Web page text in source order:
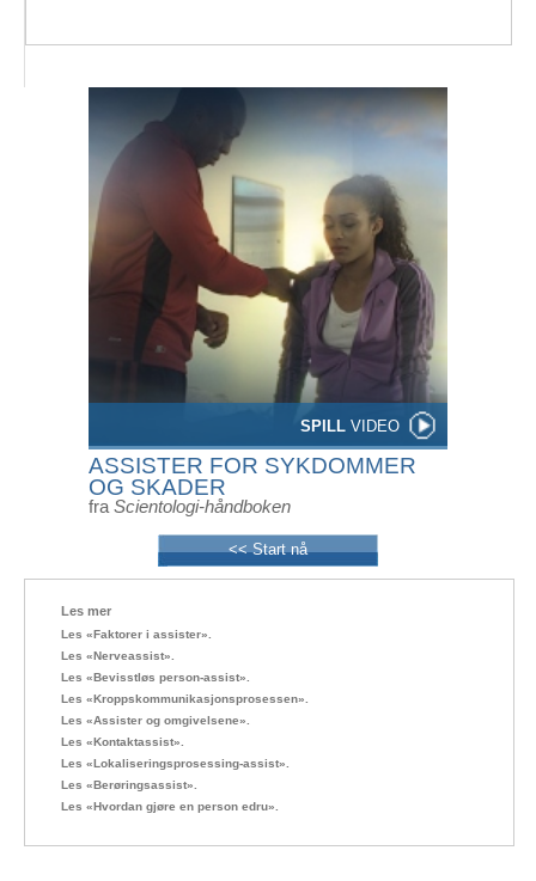
SPILL VIDEO
ASSISTER FOR SYKDOMMER
OG SKADER
fra Scientologi-håndboken
<< Start nå
Les mer
Les «Faktorer i assister».
Les «Nerveassist».
Les «Bevisstløs person-assist».
Les «Kroppskommunikasjonsprosessen».
Les «Assister og omgivelsene».
Les «Kontaktassist».
Les «Lokaliseringsprosessing-assist».
Les «Berøringsassist».
Les «Hvordan gjøre en person edru».